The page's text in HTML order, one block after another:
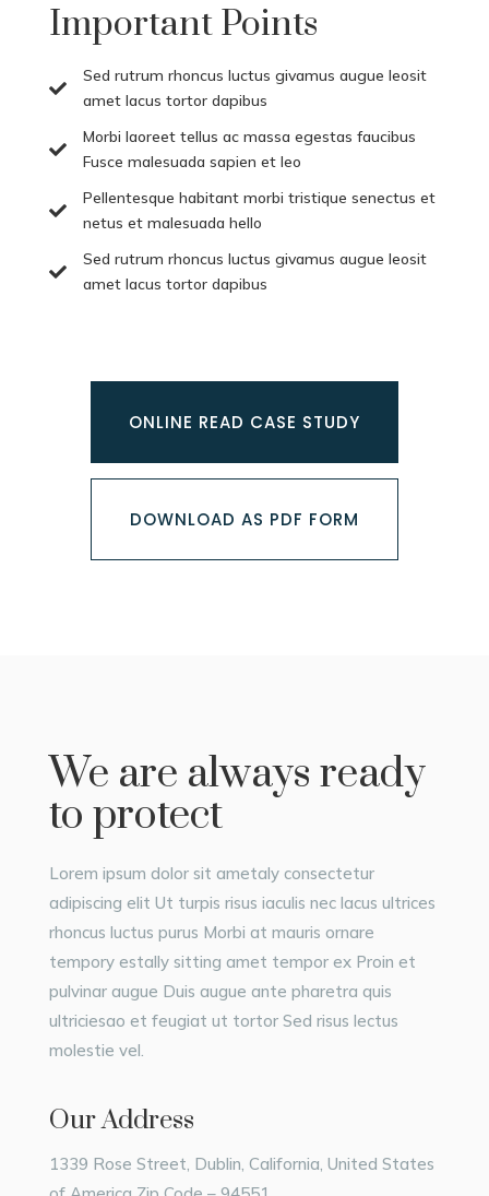
Important Points

Sed rutrum rhoncus luctus givamus augue leosit
amet lacus tortor dapibus

Morbi laoreet tellus ac massa egestas faucibus
Fusce malesuada sapien et leo

Pellentesque habitant morbi tristique senectus et
netus et malesuada hello

Sed rutrum rhoncus luctus givamus augue leosit
amet lacus tortor dapibus
ONLINE READ CASE STUDY
DOWNLOAD AS PDF FORM
We are always ready
to protect
Lorem ipsum dolor sit ametaly consectetur
adipiscing elit Ut turpis risus iaculis nec lacus ultrices
rhoncus luctus purus Morbi at mauris ornare
tempory estally sitting amet tempor ex Proin et
pulvinar augue Duis augue ante pharetra quis
ultriciesao et feugiat ut tortor Sed risus lectus
molestie vel.
Our Address
1339 Rose Street, Dublin, California, United States